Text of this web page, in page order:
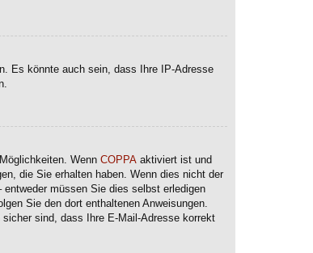
Es könnte auch sein, dass Ihre IP-Adresse
Wenn COPPA aktiviert ist und
die Sie erhalten haben. Wenn dies nicht der
müssen Sie dies selbst erledigen
Sie den dort enthaltenen Anweisungen.
sind, dass Ihre E-Mail-Adresse korrekt